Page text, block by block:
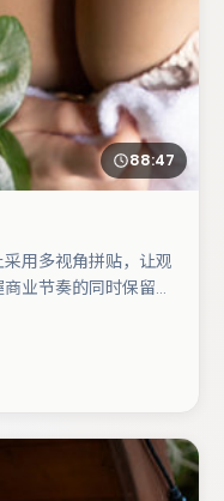
88:47
用多视角拼贴，让观
业节奏的同时保留人
应，适合喜欢抠台词
主线，这部作品值得